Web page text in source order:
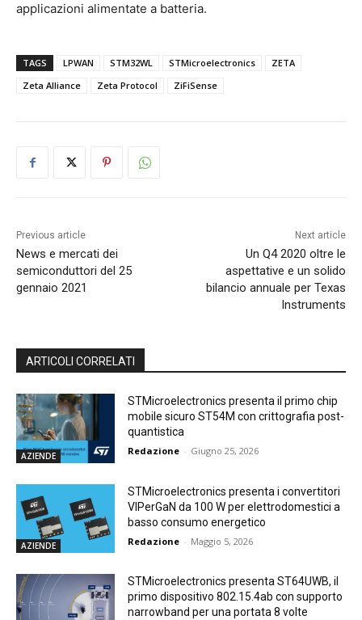
applicazioni alimentate a batteria.
TAGS LPWAN STM32WL STMicroelectronics
ZETA
Zeta Alliance
Zeta Protocol ZiFiSense
Previous article
News e mercati dei
semiconduttori del 25
gennaio 2021
Next article
Un Q4 2020 oltre le
aspettative e un solido
bilancio annuale per Texas
Instruments
ARTICOLI CORRELATI
AZIENDE
STMicroelectronics presenta il primo chip
mobile sicuro ST54M con crittografia post-
quantistica
Redazione - Giugno 25, 2026
AZIENDE
STMicroelectronics presenta i convertitori
VIPerGaN da 100 W per elettrodomestici a
basso consumo energetico
Redazione - Maggio 5, 2026
STMicroelectronics presenta ST64UWB, il
primo dispositivo 802.15.4ab con supporto
narrowband per una portata 8 volte